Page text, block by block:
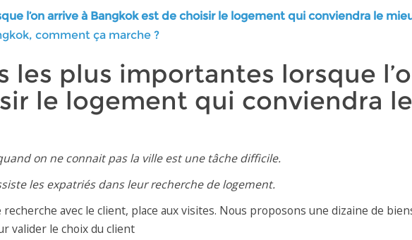
l’on arrive à Bangkok est de choisir le logement qui conviendra le
comment ça marche ?
les plus importantes lorsque
le logement qui conviendra
on ne connait pas la ville est une tâche difficile.
les expatriés dans leur recherche de logement.
avec le client, place aux visites. Nous proposons une dizaine de
valider le choix du client